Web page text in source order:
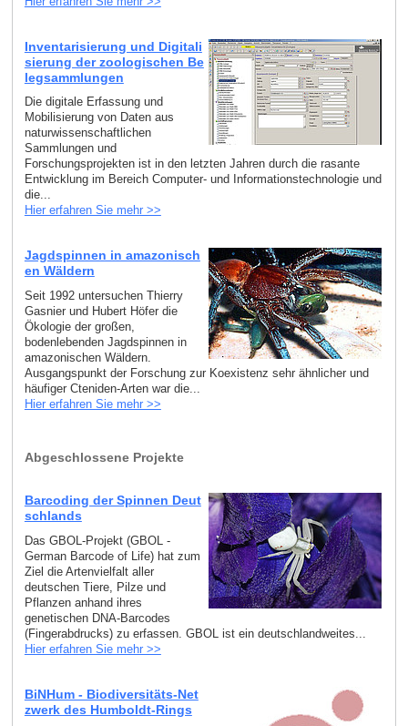
Inventarisierung und Digitali
sierung der zoologischen Be
legsammlungen
Die digitale Erfassung und
Mobilisierung von Daten aus
naturwissenschaftlichen
Sammlungen und
Forschungsprojekten ist in den letzten Jahren durch die rasante
Entwicklung im Bereich Computer- und Informationstechnologie und
die...
Hier erfahren Sie mehr >>
Jagdspinnen in amazonisch
en Wäldern
Seit 1992 untersuchen Thierry
Gasnier und Hubert Höfer die
Ökologie der großen,
bodenlebenden Jagdspinnen in
amazonischen Wäldern.
Ausgangspunkt der Forschung zur Koexistenz sehr ähnlicher und
häufiger Cteniden-Arten war die...
Hier erfahren Sie mehr >>
Abgeschlossene Projekte
Barcoding der Spinnen Deut
schlands
Das GBOL-Projekt (GBOL -
German Barcode of Life) hat zum
Ziel die Artenvielfalt aller
deutschen Tiere, Pilze und
Pflanzen anhand ihres
genetischen DNA-Barcodes
(Fingerabdrucks) zu erfassen. GBOL ist ein deutschlandweites...
Hier erfahren Sie mehr >>
BiNHum - Biodiversitäts-Net
zwerk des Humboldt-Rings